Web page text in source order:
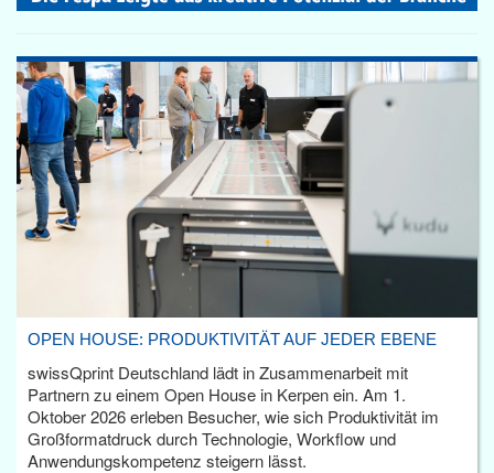
OPEN HOUSE: PRODUKTIVITÄT AUF JEDER EBENE
swissQprint Deutschland lädt in Zusammenarbeit mit
Partnern zu einem Open House in Kerpen ein. Am 1.
Oktober 2026 erleben Besucher, wie sich Produktivität im
Großformatdruck durch Technologie, Workflow und
Anwendungskompetenz steigern lässt.